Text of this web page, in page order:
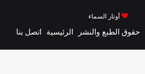
أوتار السماء
حقوق الطبع والنشر الرئيسية اتصل بنا